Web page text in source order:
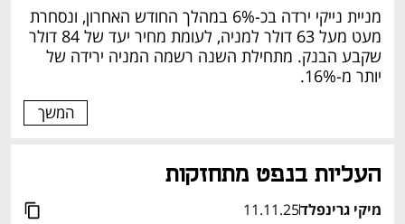
מניית נייקי ירדה בכ-6% במהלך החודש האחרון, ונסחרת
מעט מעל 63 דולר למניה, לעומת מחיר יעד של 84 דולר
שקבע הבנק. מתחילת השנה רשמה המניה ירידה של
יותר מ-16%.
המשך
העליות בנפט מתחזקות
מיקי גרינפלד11.11.25